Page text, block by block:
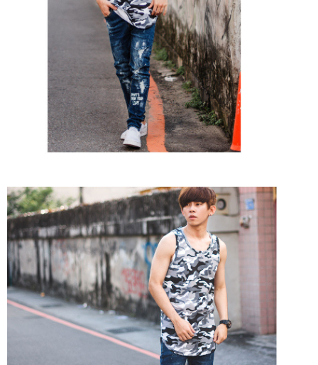
１．透過由恩沛科技股份有限公司提供之「AFTEE先享後付」服務完成之交
易，需依本服務之必要範圍內提供個人資料，並將交易相關給付款項請求債
權轉讓予恩沛科技股份有限公司。
２．關於個人資料處理事宜，請瀏覽以下網址：
https://aftee.tw/terms/#terms3
３．未成年的使用者請事先徵得法定代理人或監護人之同意方可使用
「AFTEE先享後付」，若未經同意申辦者引起之損失，本公司不負相關責
４．使用「AFTEE先享後付」時，將依據個別帳號之用戶狀況，依本公司即
時審查核予不同之上限額度；若仍有額度不足之情形，本公司將視審查結果
請求用戶進行身份認證。
５．嚴禁一人註冊多個帳號或使用他人資訊註冊。若發現惡意使用之情形，
每筆NT$120，滿NT$3,000(含以上)免運費